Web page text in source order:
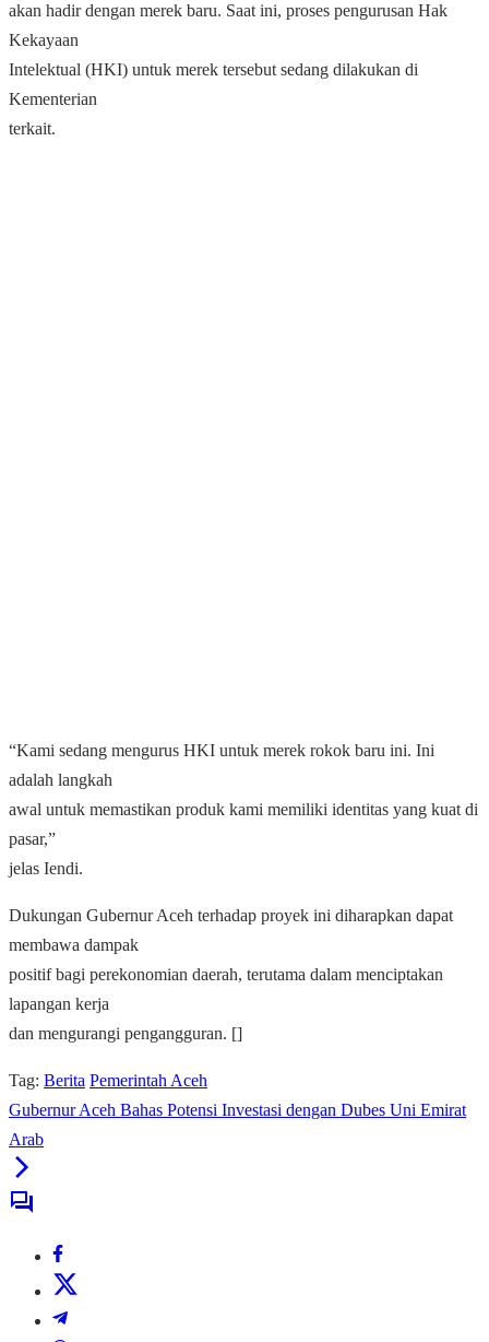
akan hadir dengan merek baru. Saat ini, proses pengurusan Hak
Kekayaan
Intelektual (HKI) untuk merek tersebut sedang dilakukan di
Kementerian
terkait.
“Kami sedang mengurus HKI untuk merek rokok baru ini. Ini
adalah langkah
awal untuk memastikan produk kami memiliki identitas yang kuat di
pasar,”
jelas Iendi.
Dukungan Gubernur Aceh terhadap proyek ini diharapkan dapat
membawa dampak
positif bagi perekonomian daerah, terutama dalam menciptakan
lapangan kerja
dan mengurangi pengangguran. []
Tag: Berita Pemerintah Aceh
Gubernur Aceh Bahas Potensi Investasi dengan Dubes Uni Emirat
Arab